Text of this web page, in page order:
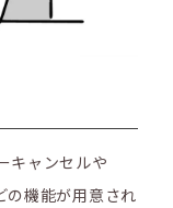
キャンセルや
の機能が用意され